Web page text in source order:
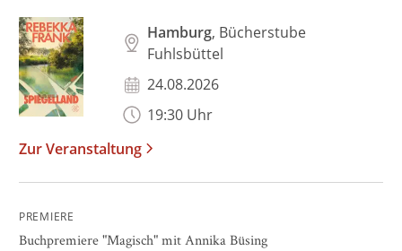
Hamburg, Bücherstube
Fuhlsbüttel
24.08.2026
19:30 Uhr
Zur Veranstaltung
PREMIERE
Buchpremiere "Magisch" mit Annika Büsing